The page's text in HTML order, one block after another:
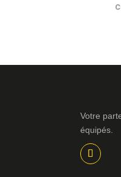
Votre
équipés.